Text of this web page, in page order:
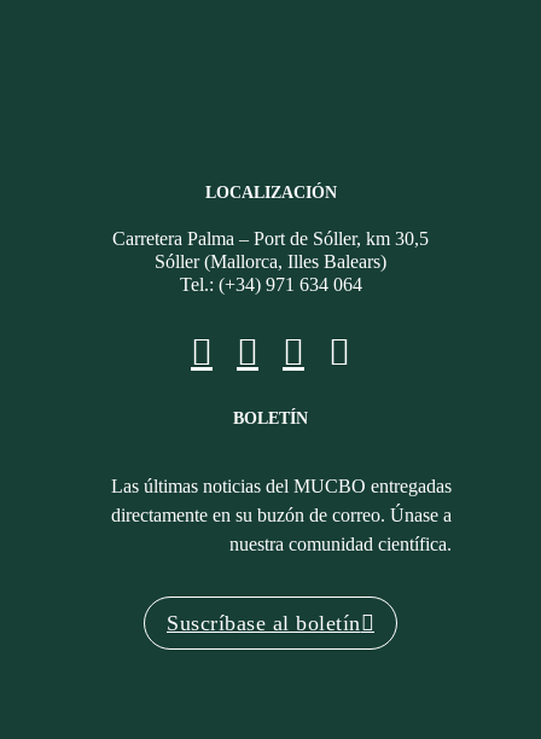
LOCALIZACIÓN
Carretera Palma – Port de Sóller, km 30,5
Sóller (Mallorca, Illes Balears)
Tel.: (+34) 971 634 064
BOLETÍN
Las últimas noticias del MUCBO entregadas
directamente en su buzón de correo. Únase a
nuestra comunidad científica.
Suscríbase al boletín